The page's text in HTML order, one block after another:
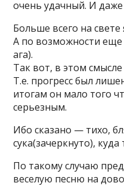
очень удачный. И
Больше всего на
А по возможности еще
ага).
Так вот, в этом
Т.е. прогресс был
итогам он мало того
серьезным.
Ибо сказано — тихо,
сука(зачеркнуто), куда
По такому случаю
веселую песню на